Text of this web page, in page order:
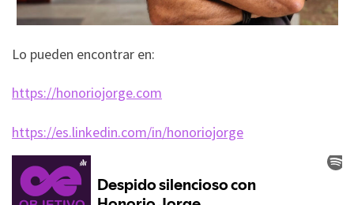
Lo pueden encontrar en:
https://honoriojorge.com
https://es.linkedin.com/in/honoriojorge